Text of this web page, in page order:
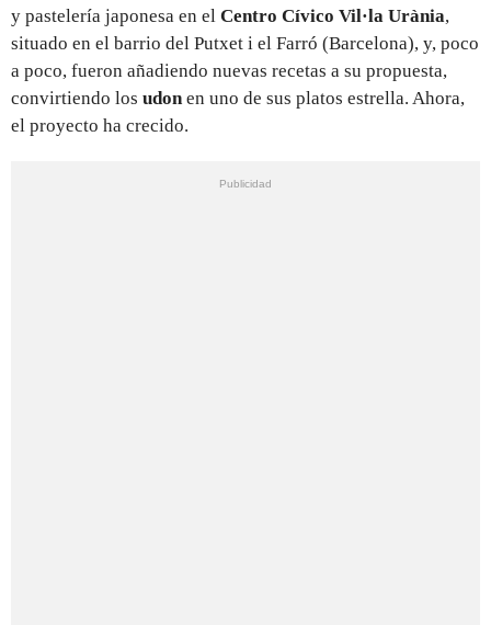
y pastelería japonesa en el Centro Cívico Vil·la Urània,
situado en el barrio del Putxet i el Farró (Barcelona), y, poco
a poco, fueron añadiendo nuevas recetas a su propuesta,
convirtiendo los udonen uno de sus platos estrella. Ahora,
el proyecto ha crecido.